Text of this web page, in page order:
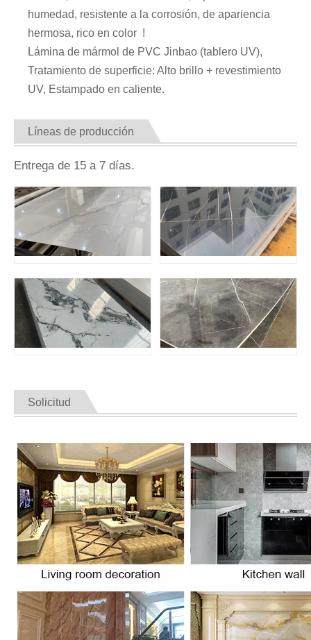
humedad, resistente a la corrosión, de apariencia
hermosa, rico en color !
Lámina de mármol de PVC Jinbao (tablero UV),
Tratamiento de superficie: Alto brillo + revestimiento
UV, Estampado en caliente.
Líneas de producción
Entrega de 15 a 7 días.
Solicitud